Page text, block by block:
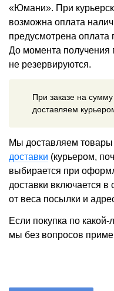
«Юмани». При
возможна оплата
предусмотрена оплата
До момента получения
не резервируются.
При заказе на
доставляем
Мы доставляем товары
доставки (курьером,
выбирается при
доставки включается в
от веса посылки и
Если покупка по
мы без вопросов